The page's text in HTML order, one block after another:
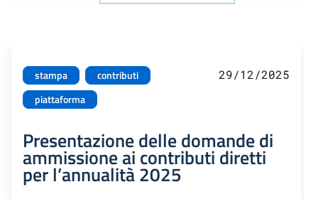
stampa
contributi
piattaforma
29/12/2025
Presentazione delle domande di
ammissione ai contributi diretti
per l’annualità 2025